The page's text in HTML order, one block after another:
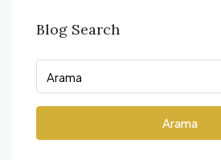
Blog Search
Arama